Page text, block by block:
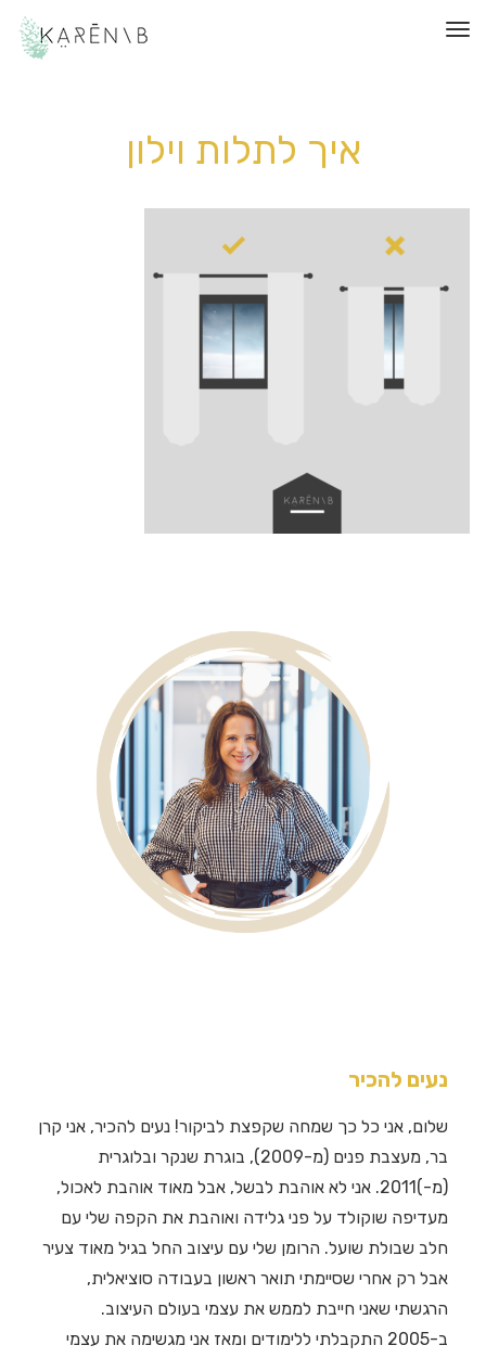
תפריט
איך לתלות וילון
נעים להכיר
שלום, אני כל כך שמחה שקפצת לביקור! נעים להכיר, אני קרן
בר, מעצבת פנים (מ-2009), בוגרת שנקר ובלוגרית
(מ-)2011. אני לא אוהבת לבשל, אבל מאוד אוהבת לאכול,
מעדיפה שוקולד על פני גלידה ואוהבת את הקפה שלי עם
חלב שבולת שועל. הרומן שלי עם עיצוב החל בגיל מאוד צעיר
אבל רק אחרי שסיימתי תואר ראשון בעבודה סוציאלית,
הרגשתי שאני חייבת לממש את עצמי בעולם העיצוב.
ב-2005 התקבלתי ללימודים ומאז אני מגשימה את עצמי